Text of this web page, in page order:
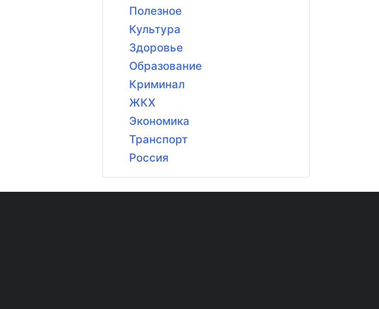
Полезное
Культура
Здоровье
Образование
Криминал
ЖКХ
Экономика
Транспорт
Россия